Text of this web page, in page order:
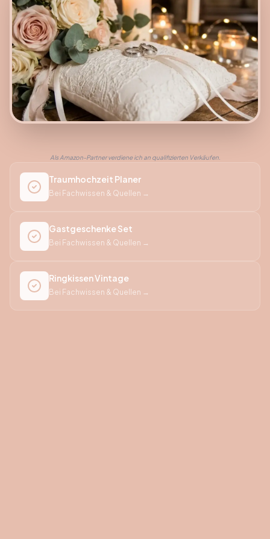
Als Amazon-Partner verdiene ich an qualifizierten Verkäufen.
Traumhochzeit Planer
Bei Fachwissen & Quellen →
Gastgeschenke Set
Bei Fachwissen & Quellen →
Ringkissen Vintage
Bei Fachwissen & Quellen →